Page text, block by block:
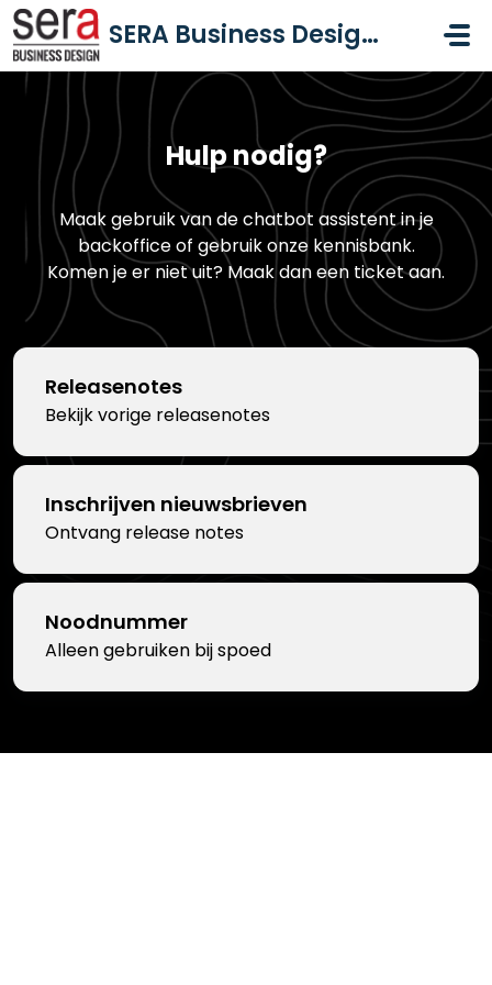
Doorgaan naar hoofdinhoud
SERA Business Design B.V.
Hulp nodig?
Maak gebruik van de chatbot assistent in je
backoffice of gebruik onze kennisbank.
Komen je er niet uit? Maak dan een ticket aan.
Releasenotes
Bekijk vorige releasenotes
Inschrijven nieuwsbrieven
Ontvang release notes
Noodnummer
Alleen gebruiken bij spoed